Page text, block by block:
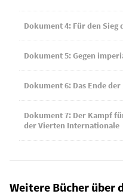
Dokument 4: Für den
Dokument 5: Gegen
Dokument 6: Das Ende
Dokument 7: Der Kampf
der Vierten Internationale
Weitere Bücher